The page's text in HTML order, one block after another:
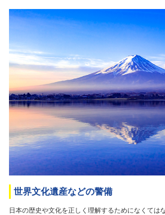
世界文化遺産などの警備
日本の歴史や文化を正しく理解するためになくては